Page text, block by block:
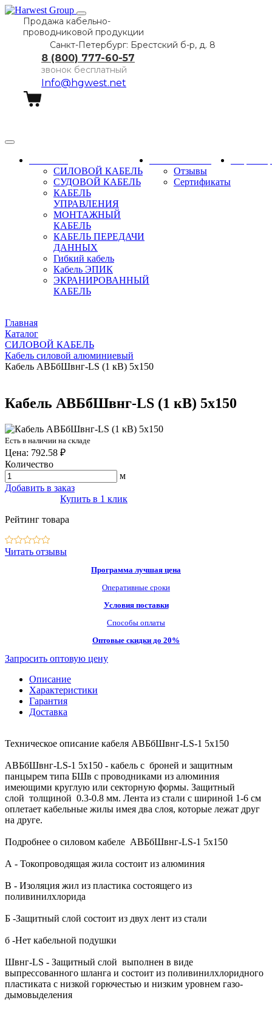
Продажа кабельно-
проводниковой продукции
Санкт-Петербург: Брестский б-р, д. 8
8 (800) 777-60-57
звонок бесплатный
Info@hgwest.net
СИЛОВОЙ КАБЕЛЬ
СУДОВОЙ КАБЕЛЬ
КАБЕЛЬ
УПРАВЛЕНИЯ
МОНТАЖНЫЙ
КАБЕЛЬ
КАБЕЛЬ ПЕРЕДАЧИ
ДАННЫХ
Гибкий кабель
Кабель ЭПИК
ЭКРАНИРОВАННЫЙ
КАБЕЛЬ
Отзывы
Сертификаты
Главная
Каталог
СИЛОВОЙ КАБЕЛЬ
Кабель силовой алюминиевый
Кабель АВБбШвнг-LS (1 кВ) 5х150
Кабель АВБбШвнг-LS (1 кВ) 5х150
Есть в наличии на складе
Цена: 792.58 ₽
Количество
м
Добавить в заказ
Купить в 1 клик
Рейтинг товара
Читать отзывы
Программа лучшая цена
Оперативные сроки
Условия поставки
Способы оплаты
Оптовые скидки до 20%
Запросить оптовую цену
Описание
Характеристики
Гарантия
Доставка
Техническое описание кабеля АВБбШвнг-LS-1 5х150
АВБбШвнг-LS-1 5х150 - кабель с броней и защитным
панцырем типа БШв с проводниками из алюминия
имеющими круглую или секторную формы. Защитный
слой толщиной 0.3-0.8 мм. Лента из стали с шириной 1-6 см
оплетает кабельные жилы имея два слоя, которые лежат друг
на друге.
Подробнее о силовом кабеле АВБбШвнг-LS-1 5х150
А - Токопроводящая жила состоит из алюминия
В - Изоляция жил из пластика состоящего из
поливинилхлорида
Б -Защитный слой состоит из двух лент из стали
б -Нет кабельной подушки
Швнг-LS - Защитный слой выполнен в виде
выпрессованного шланга и состоит из поливинилхлоридного
пластиката с низкой горючестью и низким уровнем газо-
дымовыделения